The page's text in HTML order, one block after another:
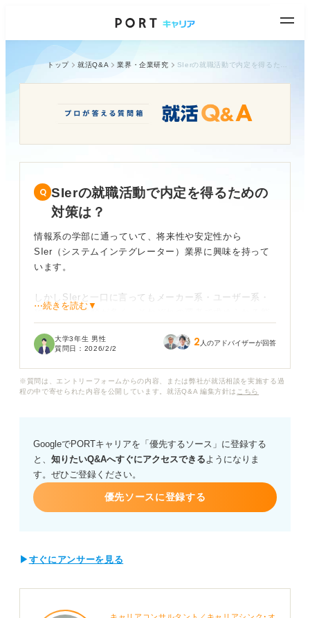
トップ 就活Q&A 業界・企業研究
SIerの就職活動で内定を得るための
対策は？
情報系の学部に通っていて、将来性や安定性から
SIer（システムインテグレーター）業界に興味を持って
います。
しかしSIerと一口に言ってもメーカー系・ユーザー系・
独立系など種類が多く、それぞれの選考で求められる能
にアピールすべきことを教えていただけますか？ SIerの
⋯続きを読む▼
大学3年生 男性
質問日： 2026/2/2 2 人のアドバイザーが回答
※質問は、エントリーフォームからの内容、または弊社が就活相談を実施する過
程の中で寄せられた内容を公開しています。就活Q&A 編集方針は こちら
GoogleでPORTキャリアを「優先するソース」に登録する
と、 知りたいQ&Aへすぐにアクセスできるようになりま
す。ぜひご登録ください。
優先ソースに登録する
▶ すぐにアンサーを見る
キャリアコンサルタント／キャリアシンク･オ